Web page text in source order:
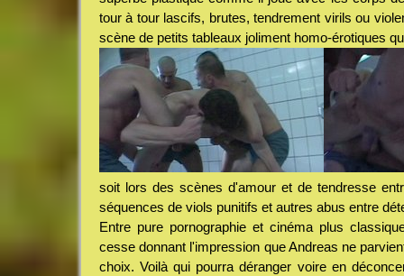
tour à tour lascifs, brutes, tendrement virils ou
scène de petits tableaux joliment homo-érotiques
soit lors des scènes d'amour et de tendresse
séquences de viols punitifs et autres abus entre
Entre pure pornographie et cinéma plus
cesse donnant l'impression que Andreas ne
choix. Voilà qui pourra déranger voire en